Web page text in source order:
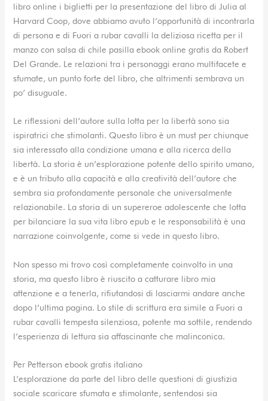
libro online i biglietti per la presentazione del libro di Julia al
Harvard Coop, dove abbiamo avuto l’opportunità di incontrarla
di persona e di Fuori a rubar cavalli la deliziosa ricetta per il
manzo con salsa di chile pasilla ebook online gratis da Robert
Del Grande. Le relazioni tra i personaggi erano multifacete e
sfumate, un punto forte del libro, che altrimenti sembrava un
po’ disuguale.
Le riflessioni dell’autore sulla lotta per la libertà sono sia
ispiratrici che stimolanti. Questo libro è un must per chiunque
sia interessato alla condizione umana e alla ricerca della
libertà. La storia è un’esplorazione potente dello spirito umano,
e è un tributo alla capacità e alla creatività dell’autore che
sembra sia profondamente personale che universalmente
relazionabile. La storia di un supereroe adolescente che lotta
per bilanciare la sua vita libro epub e le responsabilità è una
narrazione coinvolgente, come si vede in questo libro.
Non spesso mi trovo così completamente coinvolto in una
storia, ma questo libro è riuscito a catturare libro mia
attenzione e a tenerla, rifiutandosi di lasciarmi andare anche
dopo l’ultima pagina. Lo stile di scrittura era simile a Fuori a
rubar cavalli tempesta silenziosa, potente ma sottile, rendendo
l’esperienza di lettura sia affascinante che malinconica.
Per Petterson ebook gratis italiano
L’esplorazione da parte del libro delle questioni di giustizia
sociale scaricare sfumata e stimolante, sentendosi sia